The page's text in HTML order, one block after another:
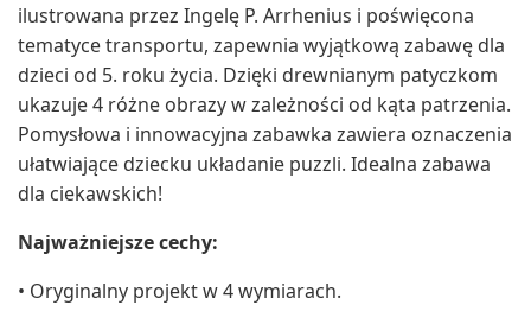
ilustrowana przez Ingelę P. Arrhenius i poświęcona
tematyce transportu, zapewnia wyjątkową zabawę dla
dzieci od 5. roku życia. Dzięki drewnianym patyczkom
ukazuje 4 różne obrazy w zależności od kąta patrzenia.
Pomysłowa i innowacyjna zabawka zawiera oznaczenia
ułatwiające dziecku układanie puzzli. Idealna zabawa
dla ciekawskich!
Najważniejsze cechy:
• Oryginalny projekt w 4 wymiarach.